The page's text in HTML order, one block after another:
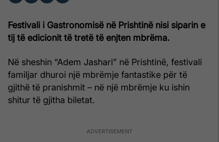
Festivali i Gastronomisë në Prishtinë nisi siparin e
tij të edicionit të tretë të enjten mbrëma.
Në sheshin “Adem Jashari” në Prishtinë, festivali
familjar dhuroi një mbrëmje fantastike për të
gjithë të pranishmit – në një mbrëmje ku ishin
shitur të gjitha biletat.